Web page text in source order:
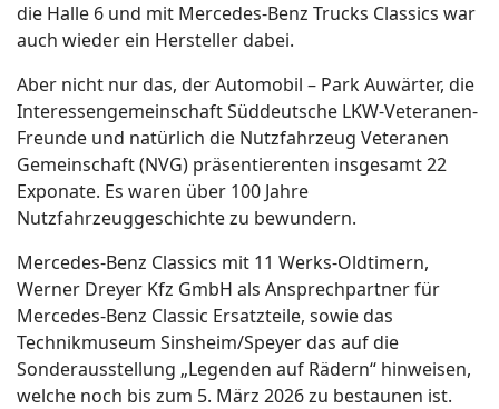
die Halle 6 und mit Mercedes-Benz Trucks Classics war
auch wieder ein Hersteller dabei.
Aber nicht nur das, der Automobil – Park Auwärter, die
Interessengemeinschaft Süddeutsche LKW-Veteranen-
Freunde und natürlich die Nutzfahrzeug Veteranen
Gemeinschaft (NVG) präsentierenten insgesamt 22
Exponate. Es waren über 100 Jahre
Nutzfahrzeuggeschichte zu bewundern.
Mercedes-Benz Classics mit 11 Werks-Oldtimern,
Werner Dreyer Kfz GmbH als Ansprechpartner für
Mercedes-Benz Classic Ersatzteile, sowie das
Technikmuseum Sinsheim/Speyer das auf die
Sonderausstellung „Legenden auf Rädern“ hinweisen,
welche noch bis zum 5. März 2026 zu bestaunen ist.